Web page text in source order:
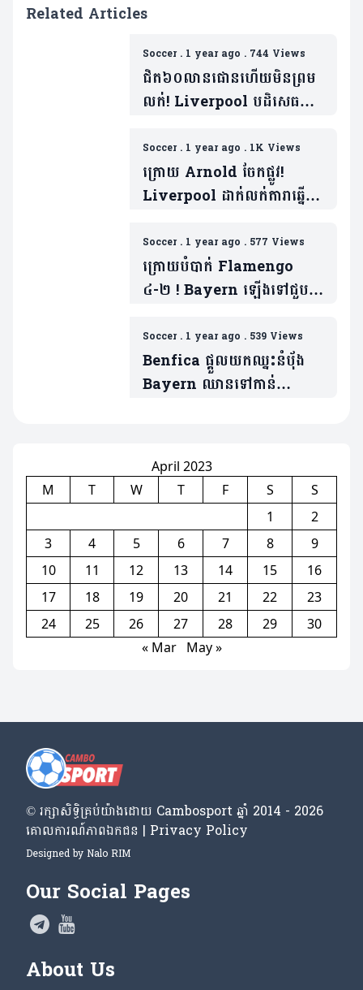
Related Articles
Soccer. 1 year ago . 744 Views
ជិត៦០លានផោនហើយមិនព្រម
លក់! Liverpool បដិសេធ
តារាឆ្នើមម្នាក់
Soccer. 1 year ago . 1K Views
ក្រោយ Arnold ចែកផ្លូវ!
Liverpool ដាក់លក់តារាឆ្នើម
បាន
Soccer. 1 year ago . 577 Views
ក្រោយបំបាក់ Flamengo
៤-២ ! Bayern ឡើងទៅជួប
Cup (មានវីដេអូ)
Soccer. 1 year ago . 539 Views
Benfica ផ្តួលយកឈ្នះនំបុ័ង
Bayern ឈានទៅកាន់
April 2023
M
T W T F S
S
1
2
3
4 5 6 7 8
9
10
11 12 13 14 15
16
17
18 19 20 21 22
23
24
25 26 27 28 29
30
« Mar
May »
© រក្សា​សិទ្ធិ​គ្រប់​យ៉ាង​ដោយ​ Cambosport ឆ្នាំ 2014 - 2026
គោលការណ៍​ភាព​ឯកជន | Privacy Policy
Designed by Nalo RIM
Our Social Pages
About Us